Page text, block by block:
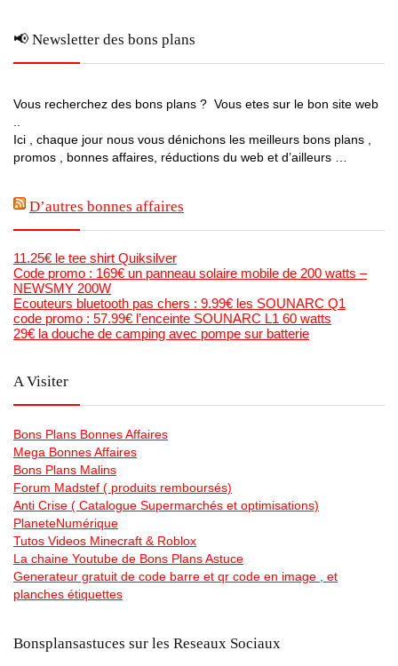
📢 Newsletter des bons plans
Vous recherchez des bons plans ? Vous etes sur le bon site web
Ici , chaque jour nous vous dénichons les meilleurs bons plans ,
promos , bonnes affaires, réductions du web et d’ailleurs …
D’autres bonnes affaires
11.25€ le tee shirt Quiksilver
Code promo : 169€ un panneau solaire mobile de 200 watts –
NEWSMY 200W
Ecouteurs bluetooth pas chers : 9.99€ les SOUNARC Q1
code promo : 57.99€ l’enceinte SOUNARC L1 60 watts
29€ la douche de camping avec pompe sur batterie
A Visiter
Bons Plans Bonnes Affaires
Mega Bonnes Affaires
Bons Plans Malins
Forum Madstef ( produits remboursés)
Anti Crise ( Catalogue Supermarchés et optimisations)
PlaneteNumérique
Tutos Videos Minecraft & Roblox
La chaine Youtube de Bons Plans Astuce
Generateur gratuit de code barre et qr code en image , et
planches étiquettes
Bonsplansastuces sur les Reseaux Sociaux